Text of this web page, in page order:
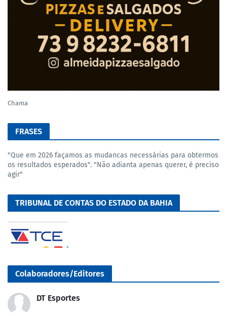
Chama
FRASES
"Que em 2026 façamos as mudancas necessárias para obtermos
os resultados esperados". "Não adianta apenas querer, é preciso
agir"
TRIBUNAL DE CONTAS DO ESTADO DA BAHIA
Colaboradores/Editores
DT Esportes